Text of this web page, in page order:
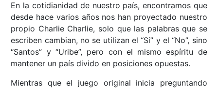
En la cotidianidad de nuestro país, encontramos que
desde hace varios años nos han proyectado nuestro
propio Charlie Charlie, solo que las palabras que se
escriben cambian, no se utilizan el “Sí” y el “No”, sino
“Santos” y “Uribe”, pero con el mismo espíritu de
mantener un país divido en posiciones opuestas.
Mientras que el juego original inicia preguntando